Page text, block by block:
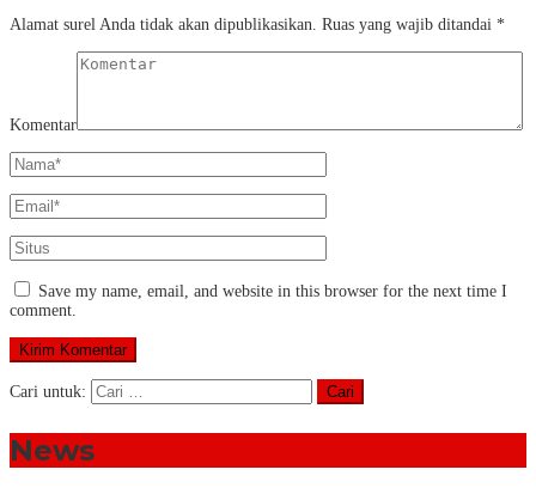
Alamat surel Anda tidak akan dipublikasikan. Ruas yang wajib ditandai *
Komentar
Save my name, email, and website in this browser for the next time I
comment.
Cari untuk:
News